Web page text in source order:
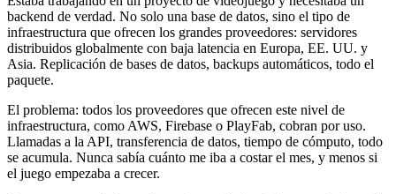
backend de verdad. No solo una base de datos, sino el tipo de
infraestructura que ofrecen los grandes proveedores: servidores
distribuidos globalmente con baja latencia en Europa, EE. UU. y
Asia. Replicación de bases de datos, backups automáticos, todo el
paquete.
El problema: todos los proveedores que ofrecen este nivel de
infraestructura, como AWS, Firebase o PlayFab, cobran por uso.
Llamadas a la API, transferencia de datos, tiempo de cómputo, todo
se acumula. Nunca sabía cuánto me iba a costar el mes, y menos si
el juego empezaba a crecer.